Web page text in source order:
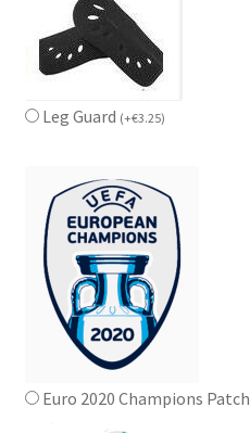
Leg Guard (+€3.25)
Euro 2020 Champions Patch